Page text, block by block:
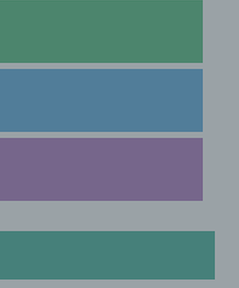
oder ohne Hilfe
ausgeführte
das Erfassen, die
das
die Verwendung,
oder die